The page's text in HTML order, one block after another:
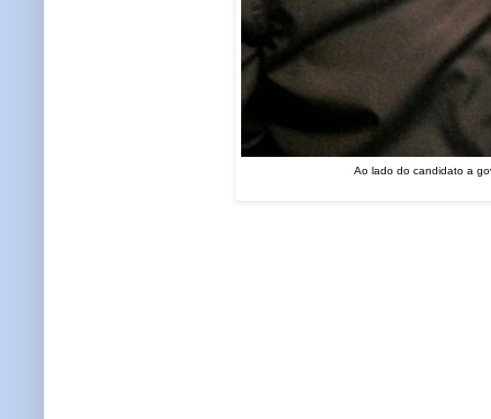
Ao lado do candidato a